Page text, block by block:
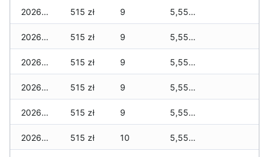
2026-05-01 515 zł 9 5,555 zł
2026-04-30 515 zł 9 5,555 zł
2026-04-29 515 zł 9 5,555 zł
2026-04-28 515 zł 9 5,555 zł
2026-04-27 515 zł 9 5,555 zł
2026-04-26 515 zł 10 5,555 zł